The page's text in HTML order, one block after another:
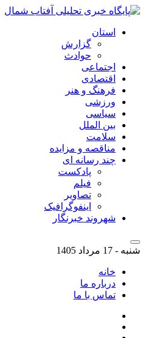
استان
گزارش
حوادث
اجتماعی
اقتصادی
فرهنگ و هنر
ورزشی
سیاسی
بین الملل
سلامت
مناقصه و مزایده
چند رسانه ای
پادکست
فیلم
تصاویر
اینفوگرافیک
شهروند خبرنگار
شنبه - 17 مرداد 1405
خانه
درباره ما
تماس با ما